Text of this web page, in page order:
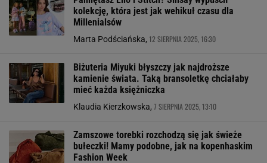
kolekcję, która jest jak wehikuł czasu dla
Millenialsów
Marta Podściańska, 12 SIERPNIA 2025, 16:30
Biżuteria Miyuki błyszczy jak najdroższe
kamienie świata. Taką bransoletkę chciałaby
mieć każda księżniczka
Klaudia Kierzkowska, 7 SIERPNIA 2025, 13:10
Zamszowe torebki rozchodzą się jak świeże
bułeczki! Mamy podobne, jak na kopenhaskim
Fashion Week